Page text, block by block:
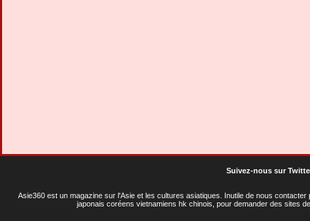
Suivez-nous sur
Asie360 est un magazine sur l'Asie et les cultures asiatiques . Inutile de nous
japonais coréens vietnamiens hk chinois, pour demander des sites